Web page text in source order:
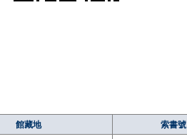
館藏地 索書號